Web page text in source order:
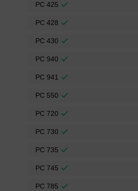
PC 425
PC 428
PC 430
PC 940
PC 941
PC 550
PC 720
PC 730
PC 735
PC 745
PC 785